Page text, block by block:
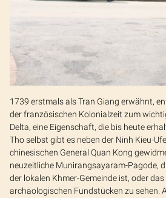
1739 erstmals als Tran Giang erwähnt,
der französischen Kolonialzeit zum
Delta, eine Eigenschaft, die bis heute
Tho selbst gibt es neben der Ninh Kieu-
chinesischen General Quan Kong
neuzeitliche Munirangsayaram-Pagode,
der lokalen Khmer-Gemeinde ist, oder
archäologischen Fundstücken zu sehen.